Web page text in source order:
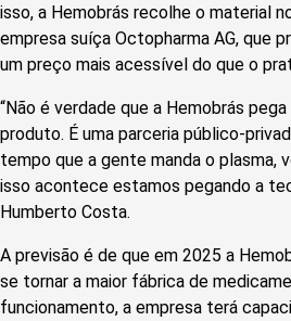
isso, a Hemobrás recolhe o material
empresa suíça Octopharma AG, que
um preço mais acessível do que o
“Não é verdade que a Hemobrás
produto. É uma parceria público-
tempo que a gente manda o plasma,
isso acontece estamos pegando a
Humberto Costa.
A previsão é de que em 2025 a
se tornar a maior fábrica de
funcionamento, a empresa terá